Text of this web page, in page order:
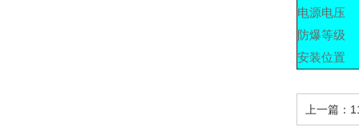
电源电压
防爆等级
安装位置
上一篇：